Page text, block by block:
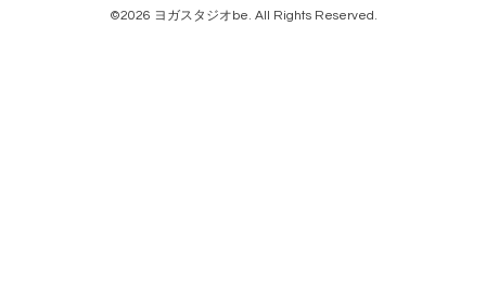
©2026 ヨガスタジオbe. All Rights Reserved.